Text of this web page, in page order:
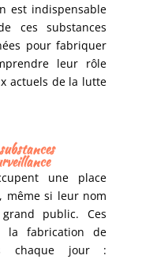
est indispensable
ces substances
pour fabriquer
leur rôle
actuels de la lutte
une place
même si leur nom
public. Ces
la fabrication de
chaque jour :